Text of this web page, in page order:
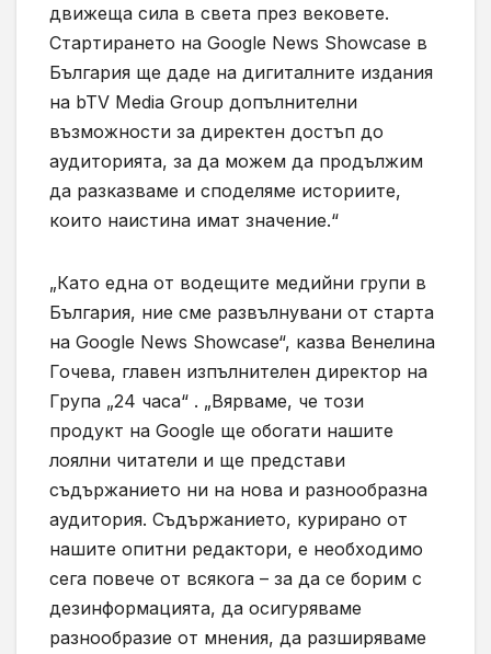
движеща сила в света през вековете.
Стартирането на Google News Showcase в
България ще даде на дигиталните издания
на bTV Media Group допълнителни
възможности за директен достъп до
аудиторията, за да можем да продължим
да разказваме и споделяме историите,
които наистина имат значение.“
„Като една от водещите медийни групи в
България, ние сме развълнувани от старта
на Google News Showcase“, казва Венелина
Гочева, главен изпълнителен директор на
Група „24 часа“ . „Вярваме, че този
продукт на Google ще обогати нашите
лоялни читатели и ще представи
съдържанието ни на нова и разнообразна
аудитория. Съдържанието, курирано от
нашите опитни редактори, е необходимо
сега повече от всякога – за да се борим с
дезинформацията, да осигуряваме
разнообразие от мнения, да разширяваме